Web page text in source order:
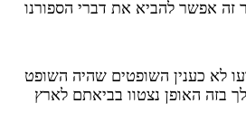
זה אפשר להביא את דברי הספורנו
לא כענין השופטים שהיה השופט
בזה האופן נצטוו בביאתם לארץ